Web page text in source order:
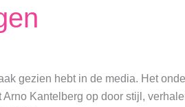
gezien hebt in de media. Het
Kantelberg op door stijl,